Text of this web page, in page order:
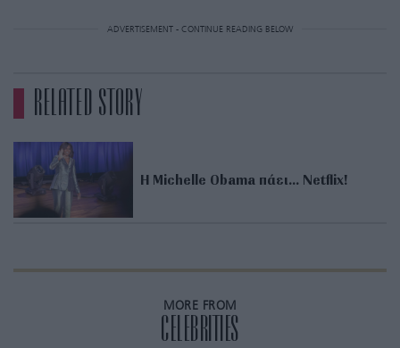
ADVERTISEMENT - CONTINUE READING BELOW
RELATED STORY
H Michelle Obama πάει… Netflix!
MORE FROM
CELEBRITIES